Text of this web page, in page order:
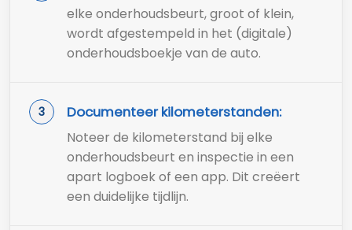
elke onderhoudsbeurt, groot of klein,
wordt afgestempeld in het (digitale)
onderhoudsboekje van de auto.
Documenteer kilometerstanden:
Noteer de kilometerstand bij elke
onderhoudsbeurt en inspectie in een
apart logboek of een app. Dit creëert
een duidelijke tijdlijn.